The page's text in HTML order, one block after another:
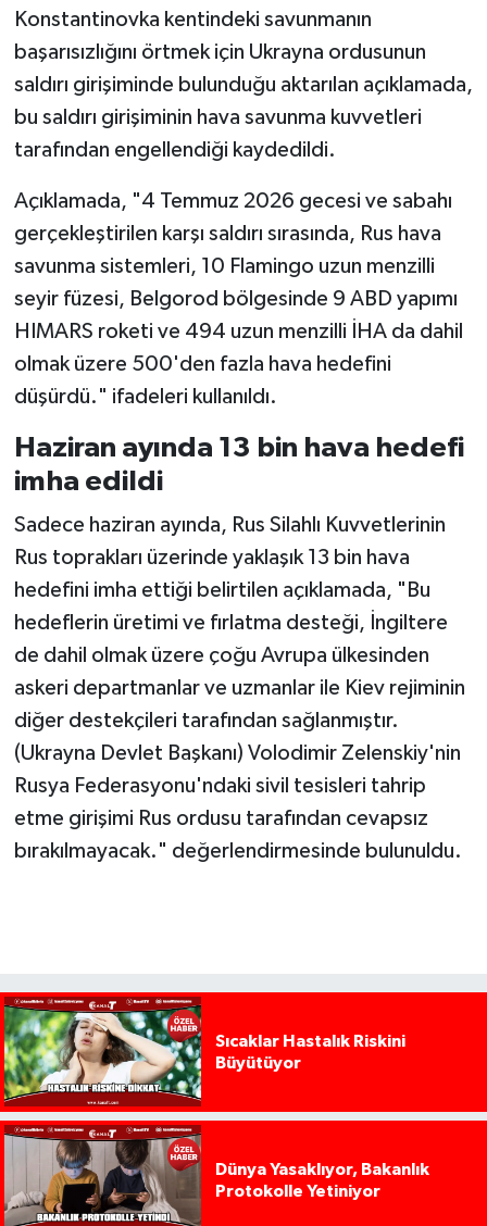
Konstantinovka kentindeki savunmanın
başarısızlığını örtmek için Ukrayna ordusunun
saldırı girişiminde bulunduğu aktarılan açıklamada,
bu saldırı girişiminin hava savunma kuvvetleri
tarafından engellendiği kaydedildi.
Açıklamada, "4 Temmuz 2026 gecesi ve sabahı
gerçekleştirilen karşı saldırı sırasında, Rus hava
savunma sistemleri, 10 Flamingo uzun menzilli
seyir füzesi, Belgorod bölgesinde 9 ABD yapımı
HIMARS roketi ve 494 uzun menzilli İHA da dahil
olmak üzere 500'den fazla hava hedefini
düşürdü." ifadeleri kullanıldı.
Haziran ayında 13 bin hava hedefi
imha edildi
Sadece haziran ayında, Rus Silahlı Kuvvetlerinin
Rus toprakları üzerinde yaklaşık 13 bin hava
hedefini imha ettiği belirtilen açıklamada, "Bu
hedeflerin üretimi ve fırlatma desteği, İngiltere
de dahil olmak üzere çoğu Avrupa ülkesinden
askeri departmanlar ve uzmanlar ile Kiev rejiminin
diğer destekçileri tarafından sağlanmıştır.
(Ukrayna Devlet Başkanı) Volodimir Zelenskiy'nin
Rusya Federasyonu'ndaki sivil tesisleri tahrip
etme girişimi Rus ordusu tarafından cevapsız
bırakılmayacak." değerlendirmesinde bulunuldu.
Sıcaklar Hastalık Riskini
Büyütüyor
Dünya Yasaklıyor, Bakanlık
Protokolle Yetiniyor